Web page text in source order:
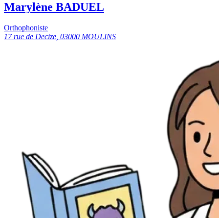
Marylène BADUEL
Orthophoniste
17 rue de Decize, 03000 MOULINS